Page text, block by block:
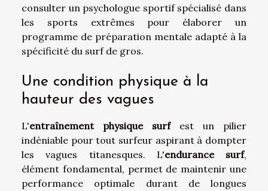
consulter un psychologue sportif spécialisé dans
les sports extrêmes pour élaborer un
programme de préparation mentale adapté à la
spécificité du surf de gros.
Une condition physique à la
hauteur des vagues
L'entraînement physique surfest un pilier
indéniable pour tout surfeur aspirant à dompter
les vagues titanesques. L'endurance surf,
élément fondamental, permet de maintenir une
performance optimale durant de longues